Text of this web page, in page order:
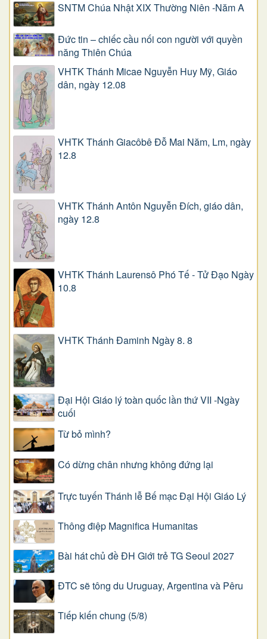
SNTM Chúa Nhật XIX Thường Niên -Năm A
Đức tin – chiếc cầu nối con người với quyền
năng Thiên Chúa
VHTK Thánh Micae Nguyễn Huy Mỹ, Giáo
dân, ngày 12.08
VHTK Thánh Giacôbê Ðỗ Mai Năm, Lm, ngày
12.8
VHTK Thánh Antôn Nguyễn Ðích, giáo dân,
ngày 12.8
VHTK Thánh Laurensô Phó Tế - Tử Đạo Ngày
10.8
VHTK Thánh Đaminh Ngày 8. 8
Đại Hội Giáo lý toàn quốc lần thứ VII -Ngày
cuối
Từ bỏ mình?
Có dừng chân nhưng không đứng lại
Trực tuyến Thánh lễ Bế mạc Đại Hội Giáo Lý
Thông điệp Magnifica Humanitas
Bài hát chủ đề ĐH Giới trẻ TG Seoul 2027
ĐTC sẽ tông du Uruguay, Argentina và Pêru
Tiếp kiến chung (5/8)